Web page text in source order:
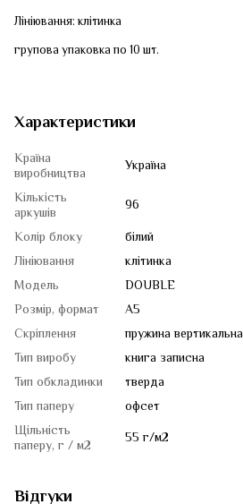
Лініювання: клітинка
групова упаковка по 10 шт.
Характеристики
Країна
виробництва
Україна
Кількість
аркушів
96
Колір блоку
білий
Лініювання
клітинка
Модель
DOUBLE
Розмір, формат
A5
Скріплення
пружина вертикальна
Тип виробу
книга записна
Тип обкладинки
тверда
Тип паперу
офсет
Щільність
паперу, г / м2
55 г/м2
Відгуки